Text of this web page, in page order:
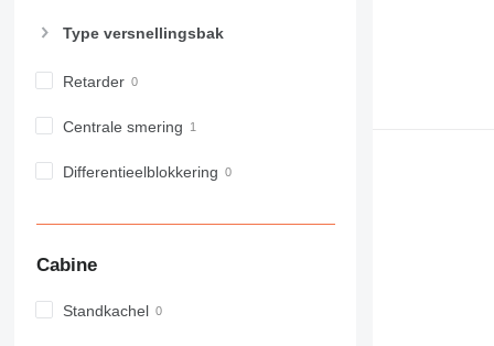
980
990
AP
CB
E-series
Type versnellingsbak
Retarder
Centrale smering
Differentieelblokkering
Cabine
Standkachel